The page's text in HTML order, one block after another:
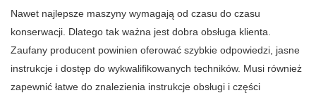
Nawet najlepsze maszyny wymagają od czasu do czasu
konserwacji. Dlatego tak ważna jest dobra obsługa klienta.
Zaufany producent powinien oferować szybkie odpowiedzi, jasne
instrukcje i dostęp do wykwalifikowanych techników. Musi również
zapewnić łatwe do znalezienia instrukcje obsługi i części